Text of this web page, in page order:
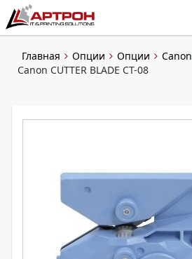
Главная Опции Опции Canon
Canon CUTTER BLADE CT-08